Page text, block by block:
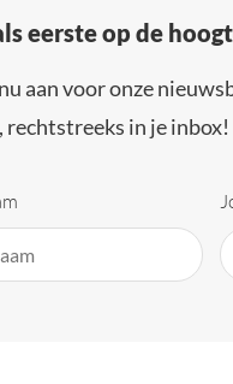
eerste op de
aan voor onze
rechtstreeks in je inbox!